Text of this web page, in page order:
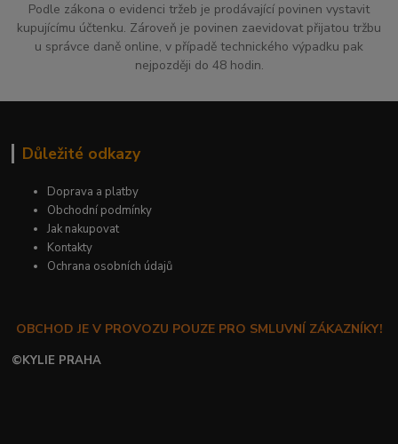
Podle zákona o evidenci tržeb je prodávající povinen vystavit
kupujícímu účtenku. Zároveň je povinen zaevidovat přijatou tržbu
u správce daně online, v případě technického výpadku pak
nejpozději do 48 hodin.
Důležité odkazy
Doprava a platby
Obchodní podmínky
Jak nakupovat
Kontakty
Ochrana osobních údajů
OBCHOD JE V PROVOZU POUZE PRO SMLUVNÍ ZÁKAZNÍKY!
©KYLIE PRAHA